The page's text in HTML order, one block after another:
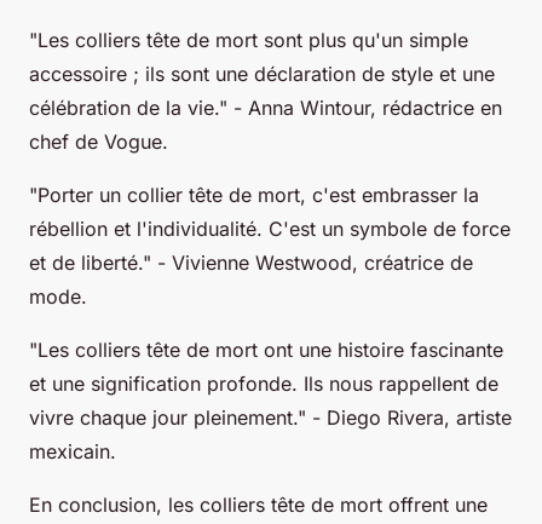
"Les colliers tête de mort sont plus qu'un simple
accessoire ; ils sont une déclaration de style et une
célébration de la vie." - Anna Wintour, rédactrice en
chef de Vogue.
"Porter un collier tête de mort, c'est embrasser la
rébellion et l'individualité. C'est un symbole de force
et de liberté." - Vivienne Westwood, créatrice de
mode.
"Les colliers tête de mort ont une histoire fascinante
et une signification profonde. Ils nous rappellent de
vivre chaque jour pleinement." - Diego Rivera, artiste
mexicain.
En conclusion, les colliers tête de mort offrent une